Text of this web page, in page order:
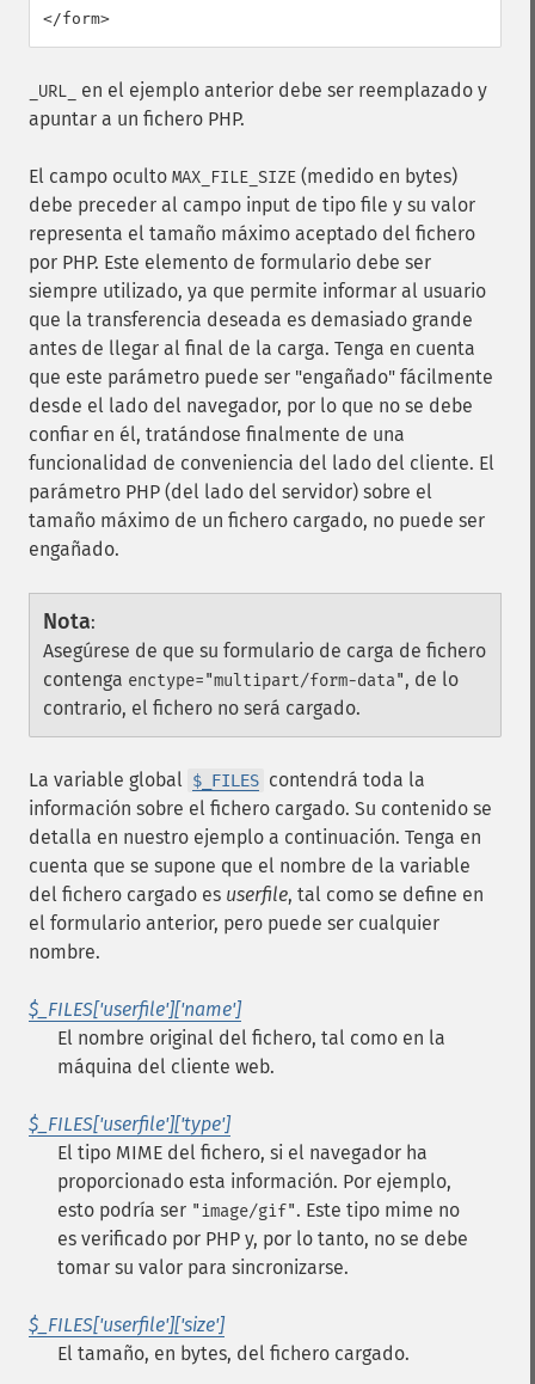
</form>
_URL_
en el ejemplo anterior debe ser reemplazado y
apuntar a un fichero PHP.
El campo oculto MAX_FILE_SIZE (medido en bytes)
debe preceder al campo input de tipo file y su valor
representa el tamaño máximo aceptado del fichero
por PHP. Este elemento de formulario debe ser
siempre utilizado, ya que permite informar al usuario
que la transferencia deseada es demasiado grande
antes de llegar al final de la carga. Tenga en cuenta
que este parámetro puede ser "engañado" fácilmente
desde el lado del navegador, por lo que no se debe
confiar en él, tratándose finalmente de una
funcionalidad de conveniencia del lado del cliente. El
parámetro PHP (del lado del servidor) sobre el
tamaño máximo de un fichero cargado, no puede ser
engañado.
Nota:
Asegúrese de que su formulario de carga de fichero
contenga enctype="multipart/form-data", de lo
contrario, el fichero no será cargado.
La variable global $_FILES contendrá toda la
información sobre el fichero cargado. Su contenido se
detalla en nuestro ejemplo a continuación. Tenga en
cuenta que se supone que el nombre de la variable
del fichero cargado es userfile, tal como se define en
el formulario anterior, pero puede ser cualquier
nombre.
$_FILES['userfile']['name']
El nombre original del fichero, tal como en la
máquina del cliente web.
$_FILES['userfile']['type']
El tipo MIME del fichero, si el navegador ha
proporcionado esta información. Por ejemplo,
esto podría ser "image/gif". Este tipo mime no
es verificado por PHP y, por lo tanto, no se debe
tomar su valor para sincronizarse.
$_FILES['userfile']['size']
El tamaño, en bytes, del fichero cargado.